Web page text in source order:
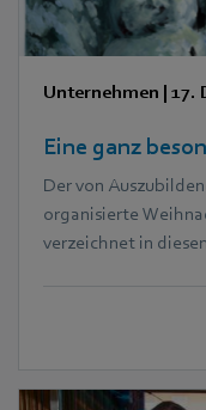
Unternehmen | 17.
Eine ganz
Der von
organisierte
verzeichnet in